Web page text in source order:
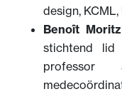
design,
Benoît Moritz
stichtend lid
professor